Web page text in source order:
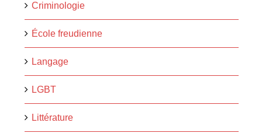
Criminologie
École freudienne
Langage
LGBT
Littérature